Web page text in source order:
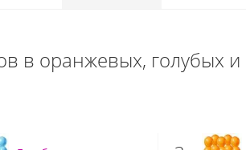
в оранжевых, голубых